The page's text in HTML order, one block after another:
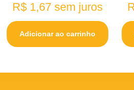
R$ 1,67 sem juros
Adicionar ao carrinho